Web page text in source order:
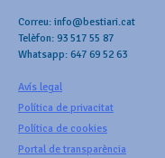
Correu: info@bestiari.cat
Telèfon: 93 517 55 87
Whatsapp: 647 69 52 63
Avís legal
Política de privacitat
Política de cookies
Portal de transparència